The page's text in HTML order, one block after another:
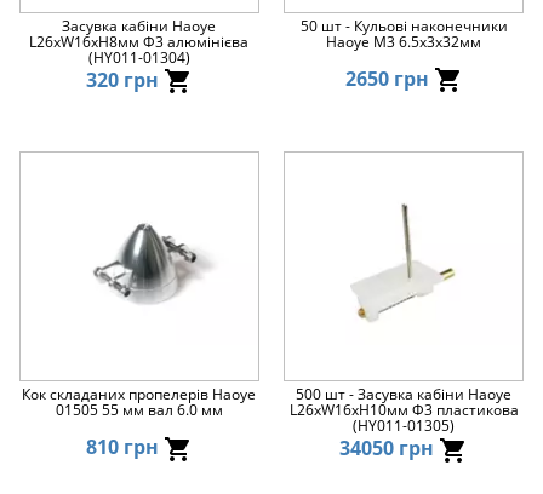
Засувка кабіни Haoye
L26xW16xH8мм Ф3 алюмінієва
(HY011-01304)
320 грн
50 шт - Кульові наконечники
Haoye М3 6.5x3x32мм
2650 грн
Кок складаних пропелерів Haoye
01505 55 мм вал 6.0 мм
810 грн
500 шт - Засувка кабіни Haoye
L26xW16xH10мм Ф3 пластикова
(HY011-01305)
34050 грн